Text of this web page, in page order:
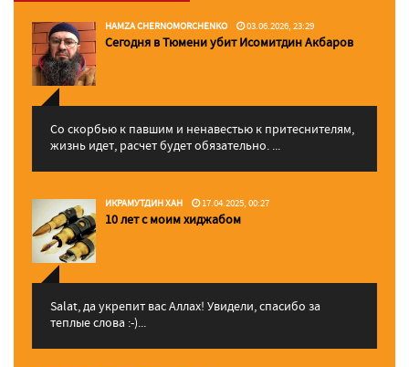
HAMZA CHERNOMORCHENKO 03.06.2026, 23:29
Сегодня в Тюмени убит Исомитдин Акбаров
Со скорбью к павшим и ненавестью к притеснителям,
жизнь идет, расчет будет обязательно. ...
ИКРАМУТДИН ХАН 17.04.2025, 00:27
10 лет с моим хиджабом
Salat, да укрепит вас Аллаx! Увидели, спасибо за
теплые слова :-)...